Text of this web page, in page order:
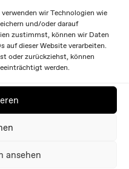
wir Technologien wie
und/oder darauf
zustimmst, können wir Daten
auf dieser Website verarbeiten.
oder zurückziehst, können
werden.
ansehen